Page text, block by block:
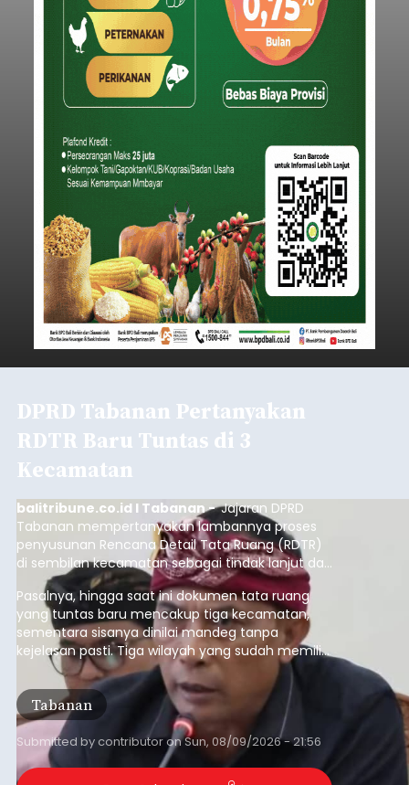
DPRD Tabanan Pertanyakan
RDTR Baru Tuntas di 3
Kecamatan
balitribune.co.id I Tabanan -Jajaran DPRD
Tabanan mempertanyakan lambannya proses
penyusunan Rencana Detail Tata Ruang (RDTR)
di sembilan kecamatan sebagai tindak lanjut dari
pelaksanaan RTRW.
Pasalnya, hingga saat ini dokumen tata ruang
yang tuntas baru mencakup tiga kecamatan,
sementara sisanya dinilai mandeg tanpa
kejelasan pasti. Tiga wilayah yang sudah memiliki
RDTR tersebut meliputi Kecamatan Kediri,
Tabanan, dan Selemadeg Barat.
Tabanan
Submitted bycontributoronSun, 08/09/2026 - 21:56